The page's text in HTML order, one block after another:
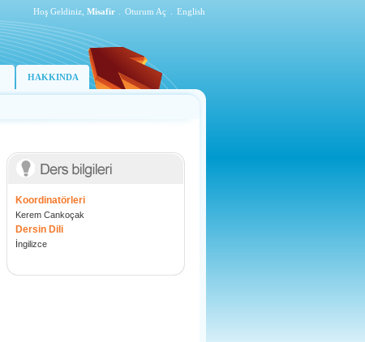
Hoş Geldiniz, Misafir Oturum Aç English
HAKKINDA
Koordinatörleri
Kerem Cankoçak
Dersin Dili
İngilizce